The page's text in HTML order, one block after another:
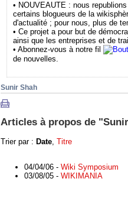
• NOUVEAUTE : nous
certains blogueurs de la
d'actualité ; pour nous, plus de
• Ce projet a pour but de
ainsi que les entreprises et de
• Abonnez-vous à notre fil
de nouvelles.
Sunir Shah
Articles à propos de
Trier par : Date, Titre
04/04/06 - Wiki Symposium
03/08/05 - WIKIMANIA